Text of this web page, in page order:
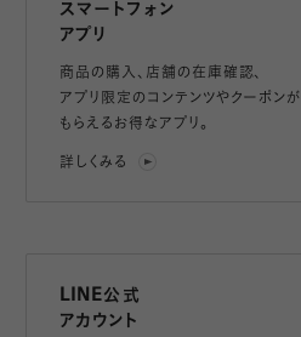
スマートフォン
アプリ
商品の購入、店舗の在庫確認、
アプリ限定のコンテンツやクーポンが
もらえるお得なアプリ。
詳しくみる
LINE公式
アカウント